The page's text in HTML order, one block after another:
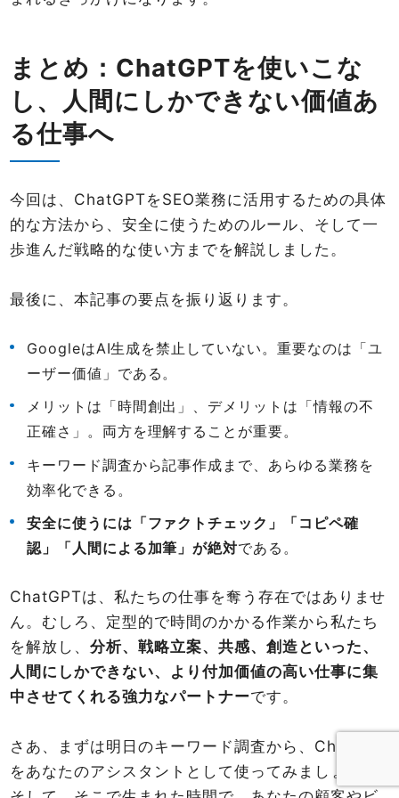
まとめ：ChatGPTを使いこな
し、人間にしかできない価値あ
る仕事へ
今回は、ChatGPTをSEO業務に活用するための具体
的な方法から、安全に使うためのルール、そして一
歩進んだ戦略的な使い方までを解説しました。
最後に、本記事の要点を振り返ります。
GoogleはAI生成を禁止していない。重要なのは「ユ
ーザー価値」である。
メリットは「時間創出」、デメリットは「情報の不
正確さ」。両方を理解することが重要。
キーワード調査から記事作成まで、あらゆる業務を
効率化できる。
安全に使うには「ファクトチェック」「コピペ確
認」「人間による加筆」が絶対である。
ChatGPTは、私たちの仕事を奪う存在ではありませ
ん。むしろ、定型的で時間のかかる作業から私たち
を解放し、分析、戦略立案、共感、創造といった、
人間にしかできない、より付加価値の高い仕事に集
中させてくれる強力なパートナーです。
さあ、まずは明日のキーワード調査から、ChatGPT
をあなたのアシスタントとして使ってみましょう。